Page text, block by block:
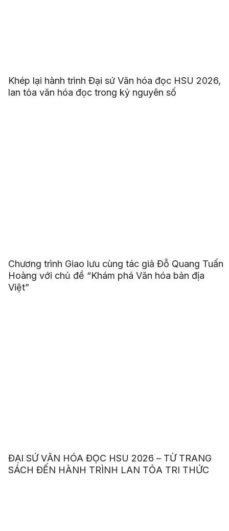
Khép lại hành trình Đại sứ Văn hóa đọc HSU 2026,
lan tỏa văn hóa đọc trong kỷ nguyên số
Chương trình Giao lưu cùng tác giả Đỗ Quang Tuấn
Hoàng với chủ đề “Khám phá Văn hóa bản địa
Việt”
ĐẠI SỨ VĂN HÓA ĐỌC HSU 2026 – TỪ TRANG
SÁCH ĐẾN HÀNH TRÌNH LAN TỎA TRI THỨC